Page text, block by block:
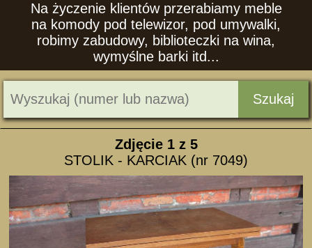
Na życzenie klientów przerabiamy meble
na komody pod telewizor, pod umywalki,
robimy zabudowy, biblioteczki na wina,
wymyślne barki itd...
Szukaj
Zdjęcie 1z 5
STOLIK - KARCIAK (nr 7049)